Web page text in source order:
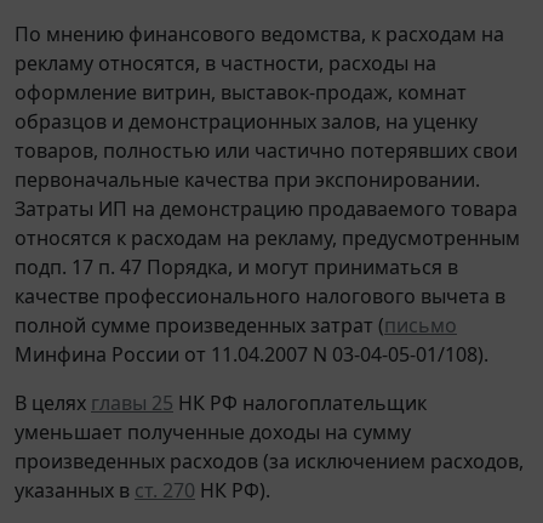
По мнению финансового ведомства, к расходам на
рекламу относятся, в частности, расходы на
оформление витрин, выставок-продаж, комнат
образцов и демонстрационных залов, на уценку
товаров, полностью или частично потерявших свои
первоначальные качества при экспонировании.
Затраты ИП на демонстрацию продаваемого товара
относятся к расходам на рекламу, предусмотренным
подп. 17 п. 47 Порядка, и могут приниматься в
качестве профессионального налогового вычета в
полной сумме произведенных затрат (письмо
Минфина России от 11.04.2007 N 03-04-05-01/108).
В целях главы 25 НК РФ налогоплательщик
уменьшает полученные доходы на сумму
произведенных расходов (за исключением расходов,
указанных в ст. 270 НК РФ).